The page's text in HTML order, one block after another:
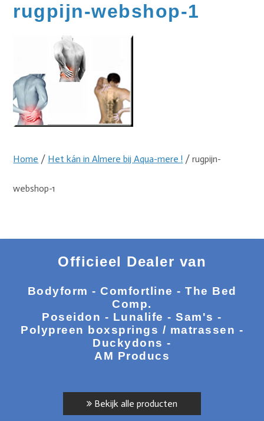
rugpijn-webshop-1
Home / Het kán in Almere bij Aqua-mere ! / rugpijn-
webshop-1
Officieel Dealer van
Bodyform - Comfortline - The Bed
Comp.
Poseidon - Lunalife - Sam's -
Polypreen boxsprings / matrassen -
Duckydons -
AM Producs
Bekijk alle producten